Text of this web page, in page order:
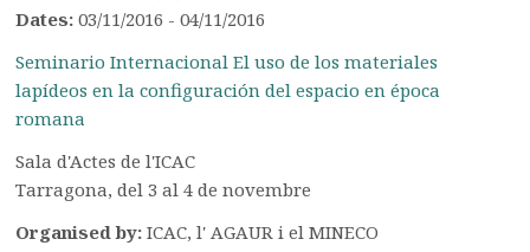
Dates:03/11/2016 - 04/11/2016
Seminario Internacional El uso de los materiales
lapídeos en la configuración del espacio en época
romana
Sala d'Actes de l'ICAC
Tarragona, del 3 al 4 de novembre
Organised by:ICAC, l' AGAUR i el MINECO